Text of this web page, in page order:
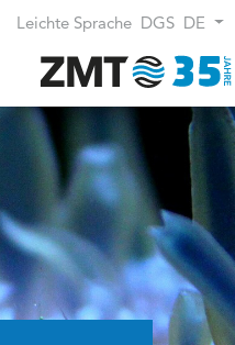
Leichte Sprache DGS DE